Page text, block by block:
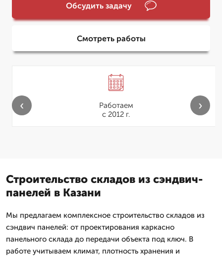
Обсудить задачу
Смотреть работы
Работаем
с 2012 г.
‹ ›
Строительство складов из сэндвич-
панелей в Казани
Мы предлагаем комплексное строительство складов из
сэндвич панелей: от проектирования каркасно
панельного склада до передачи объекта под ключ. В
работе учитываем климат, плотность хранения и